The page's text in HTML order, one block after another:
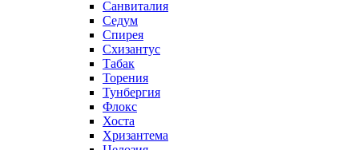
Санвиталия
Седум
Спирея
Схизантус
Табак
Торения
Тунбергия
Флокс
Хоста
Хризантема